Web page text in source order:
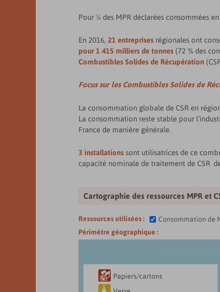
Pour ¼ des MPR déclarées consommées
En 2016, 21 entreprises régionales ont
pour 1 415 milliers de tonnes (72 % des
Combustibles Solides de Récupération
Focus sur les Combustibles Solides de
La consommation globale de CSR en
La consommation reste stable pour
France de manière générale.
3 installations sont utilisatrices de ce
capacité nominale de traitement de CSR
Cartographie des ressources MPR et
Ressources utilisées : Consommation de
Périmètre géographique :
 Papiers/cartons